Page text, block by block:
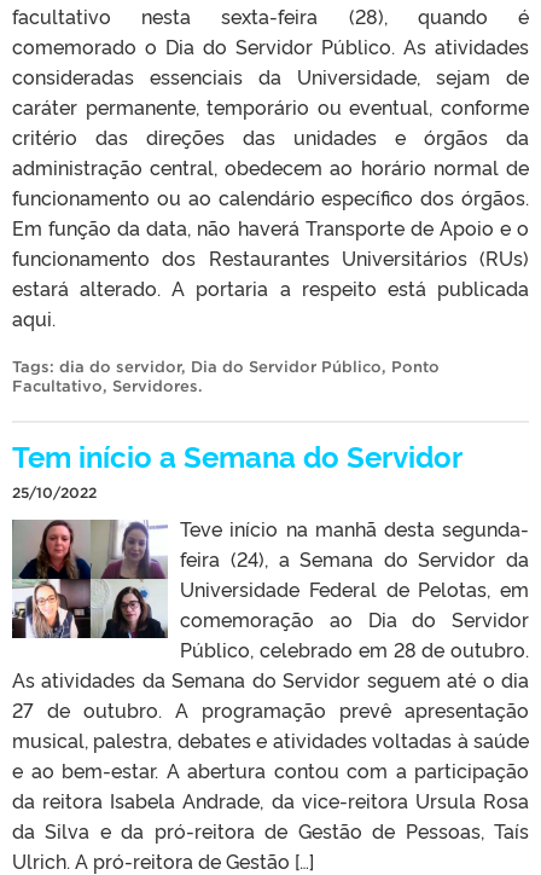
facultativo nesta sexta-feira (28), quando é
comemorado o Dia do Servidor Público. As atividades
consideradas essenciais da Universidade, sejam de
caráter permanente, temporário ou eventual, conforme
critério das direções das unidades e órgãos da
administração central, obedecem ao horário normal de
funcionamento ou ao calendário específico dos órgãos.
Em função da data, não haverá Transporte de Apoio e o
funcionamento dos Restaurantes Universitários (RUs)
estará alterado. A portaria a respeito está publicada
aqui.
Tags: dia do servidor, Dia do Servidor Público, Ponto
Facultativo, Servidores.
Tem início a Semana do Servidor
25/10/2022
Teve início na manhã desta segunda-
feira (24), a Semana do Servidor da
Universidade Federal de Pelotas, em
comemoração ao Dia do Servidor
Público, celebrado em 28 de outubro.
As atividades da Semana do Servidor seguem até o dia
27 de outubro. A programação prevê apresentação
musical, palestra, debates e atividades voltadas à saúde
e ao bem-estar. A abertura contou com a participação
da reitora Isabela Andrade, da vice-reitora Ursula Rosa
da Silva e da pró-reitora de Gestão de Pessoas, Taís
Ulrich. A pró-reitora de Gestão […]